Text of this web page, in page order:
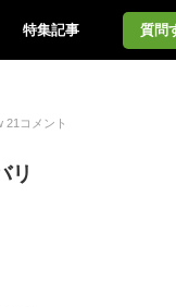
特集記事 質問
21 コメント
リ